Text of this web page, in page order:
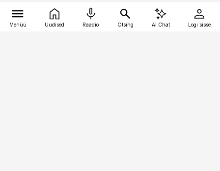
Menüü Uudised Raadio Otsing AI Chat Logi sisse